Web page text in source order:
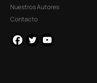
Nuestros Autores
Contacto